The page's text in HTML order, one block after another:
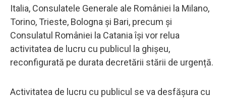
Italia, Consulatele Generale ale României la Milano,
Torino, Trieste, Bologna și Bari, precum și
Consulatul României la Catania își vor relua
activitatea de lucru cu publicul la ghișeu,
reconfigurată pe durata decretării stării de urgență.
Activitatea de lucru cu publicul se va desfășura cu